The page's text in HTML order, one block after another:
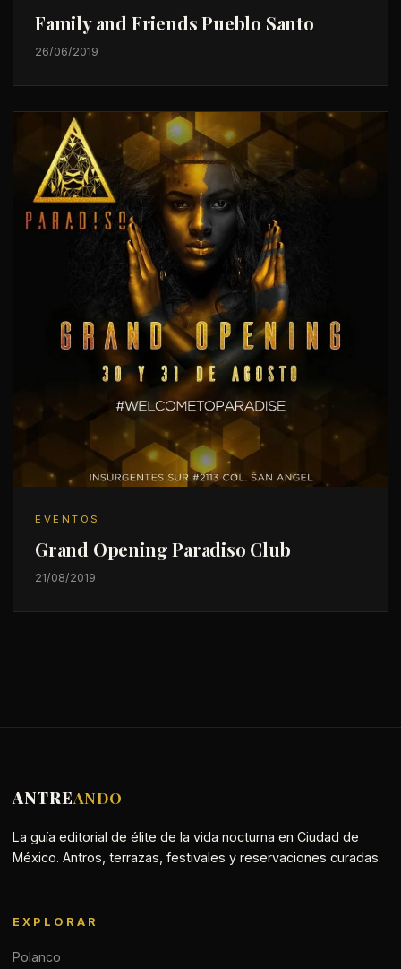
Family and Friends Pueblo Santo
26/06/2019
EVENTOS
Grand Opening Paradiso Club
21/08/2019
ANTREANDO
La guía editorial de élite de la vida nocturna en Ciudad de
México. Antros, terrazas, festivales y reservaciones curadas.
EXPLORAR
Polanco